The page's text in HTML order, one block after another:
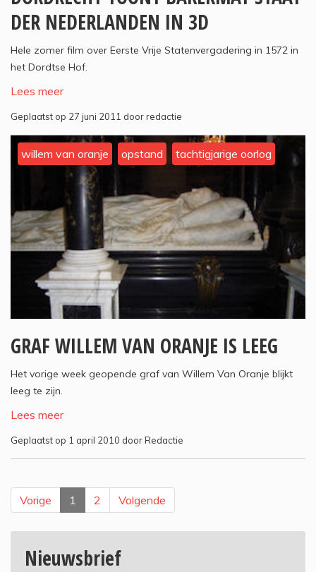
DER NEDERLANDEN IN 3D
Hele zomer film over Eerste Vrije Statenvergadering in 1572 in
het Dordtse Hof.
Lees meer
Geplaatst op 27 juni 2011 door redactie
willem van oranje opstand tachtigjarige oorlog
GRAF WILLEM VAN ORANJE IS LEEG
Het vorige week geopende graf van Willem Van Oranje blijkt
leeg te zijn.
Lees meer
Geplaatst op 1 april 2010 door Redactie
Vorige 1 2 Volgende
Nieuwsbrief